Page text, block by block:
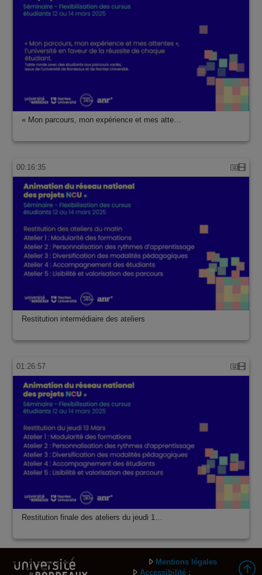
« Mon parcours, mon expérience et mes atte…
00:16:35
Restitution intermédiaire des ateliers
01:26:57
Restitution finale des ateliers du jeudi 1…
Mentions légales
Accessibilité :